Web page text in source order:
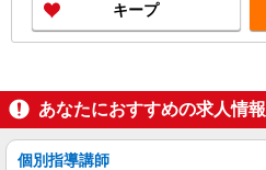
キープ
あなたにおすすめの求人情報
個別指導講師